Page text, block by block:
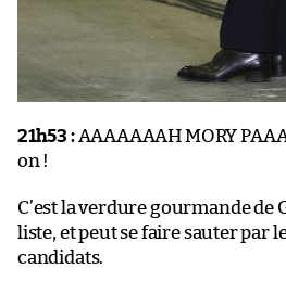
21h53 :AAAAAAAH MORY
on !
C’est la verdure gourmande de
liste, et peut se faire sauter par
candidats.